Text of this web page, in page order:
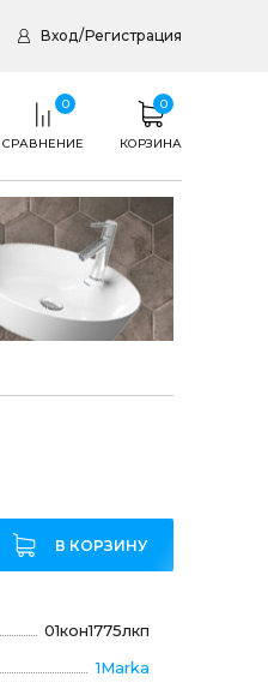
Вход/Регистрация
0
СРАВНЕНИЕ
0
КОРЗИНА
В КОРЗИНУ
01кон1775лкп
1Marka